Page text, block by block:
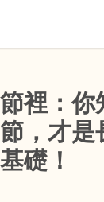
裡：你
，才是
礎！